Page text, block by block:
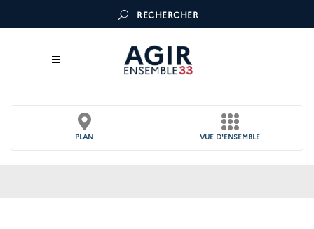
RECHERCHER
PLAN VUE D'ENSEMBLE